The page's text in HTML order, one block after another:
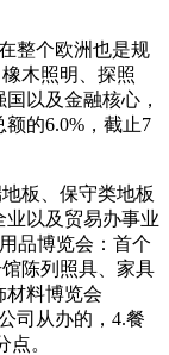
整个欧洲也是规
木照明、探照
以及金融核心，
的6.0%，截止7
板、保守类地板
以及贸易办事业
品博览会：首个
陈列照具、家具
材料博览会
司从办的，4.餐
。